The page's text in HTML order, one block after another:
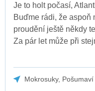
Je to holt počasí,
Buďme rádi, že aspoň
proudění ještě někdy
Za pár let může při
Mokrosuky,